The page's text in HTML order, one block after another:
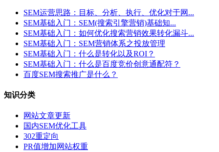
SEM运营思路：目标、分析、执行、优化对于网...
SEM基础入门：SEM(搜索引擎营销)基础知...
SEM基础入门：如何优化搜索营销效果转化漏斗...
SEM基础入门：SEM营销体系之投放管理
SEM基础入门：什么是转化以及ROI？
SEM基础入门：什么是百度竞价创意通配符？
百度SEM搜索推广是什么？
知识分类
网站文章更新
国内SEM优化工具
302重定向
PR值增加网站权重